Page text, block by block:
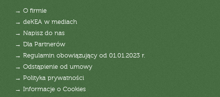
→ O firmie
→ deKEA w mediach
→ Napisz do nas
→ Dla Partnerów
→ Regulamin obowiązujący od 01.01.2023 r.
→ Odstąpienie od umowy
→ Polityka prywatności
→ Informacje o Cookies